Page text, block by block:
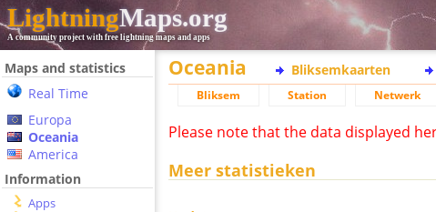
LightningMaps.org
A community project with free lightning maps and apps
Maps and statistics
Real Time
Europa
Oceania
America
Information
Apps
Oceania Bliksemkaarten
Bliksem Station Netwerk
Please note that the data displayed
Meer statistieken